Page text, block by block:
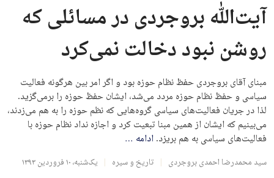
آیت‌الله بروجردی در مسائلی که
روشن نبود دخالت نمی‌کرد
مبنای آقای بروجردی حفظ نظام حوزه بود و اگر امر بین هرگونه فعالیت
سیاسی و حفظ نظام حوزه مردد می‌شد، ایشان حفظ حوزه را برمی‌گزید.
لذا در جریان فعالیت‌های سیاسی گروه‌هایی که نظم حوزه را به هم می‌زدند،
می‌بینیم که ایشان از همین مبنا تبعیت کرد و اجازه نداد نظام حوزه با
فعالیت‌های سیاسی به هم بریزد.ادامه …
سید محمدرضا احمدی بروجردی تاریخ و سیره یک‌شنبه، ۱۰ فروردین ۱۳۹۳